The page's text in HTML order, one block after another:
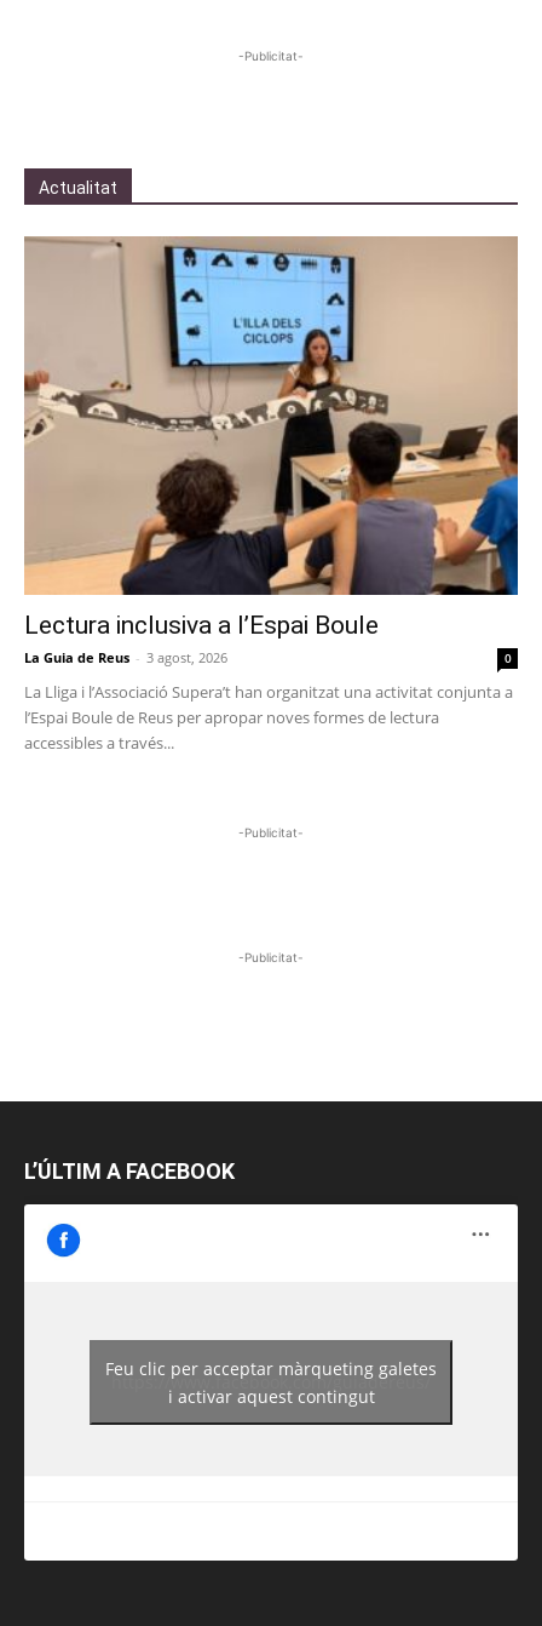
-Publicitat-
Actualitat
Lectura inclusiva a l’Espai Boule
La Guia de Reus - 3 agost, 2026 0
La Lliga i l’Associació Supera’t han organitzat una activitat conjunta a
l’Espai Boule de Reus per apropar noves formes de lectura
accessibles a través...
-Publicitat-
-Publicitat-
L’ÚLTIM A FACEBOOK
https://www.facebook.com/guiadereus/
Feu clic per acceptar màrqueting galetes
i activar aquest contingut